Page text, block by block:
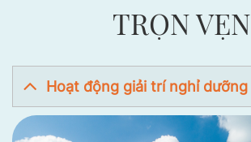
TRỌN VẸN
Hoạt động giải trí nghỉ dưỡng